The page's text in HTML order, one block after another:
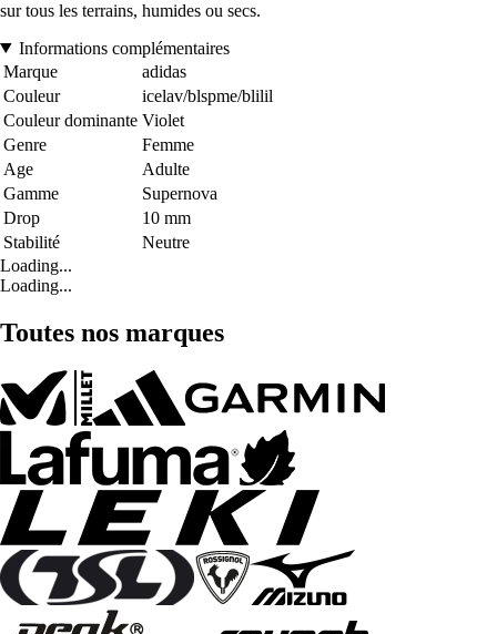
sur tous les terrains, humides ou secs.
Informations complémentaires
Marque
adidas
Couleur
icelav/blspme/blilil
Couleur dominante Violet
Genre
Femme
Age
Adulte
Gamme
Supernova
Drop
10 mm
Stabilité
Neutre
Loading...
Loading...
Toutes nos marques